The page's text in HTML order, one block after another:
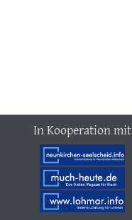
In Kooperation mit